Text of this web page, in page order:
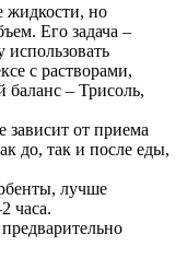
жидкости, но
Его задача –
с растворами,
– Трисоль,
от приема
до, так и после еды,
лучше
часа.